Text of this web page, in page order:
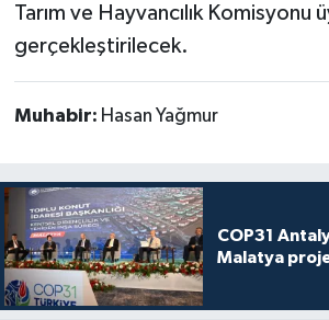
Tarım ve Hayvancılık Komisyonu
gerçekleştirilecek.
Muhabir: Hasan Yağmur
COP31
Malatya